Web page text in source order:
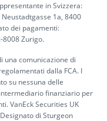
in Svizzera:
1a, 8400
dei pagamenti:
8008 Zurigo.
una comunicazione di
dalla FCA. I
su nessuna delle
finanziario per
VanEck Securities UK
di Sturgeon